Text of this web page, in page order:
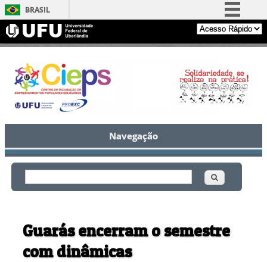
BRASIL
Simplifique!
Comunica BR
Participe
Acesso à informação
Legislação
Canais
Navegação
Formulário de busca
Buscar
Guarás encerram o semestre
com dinâmicas